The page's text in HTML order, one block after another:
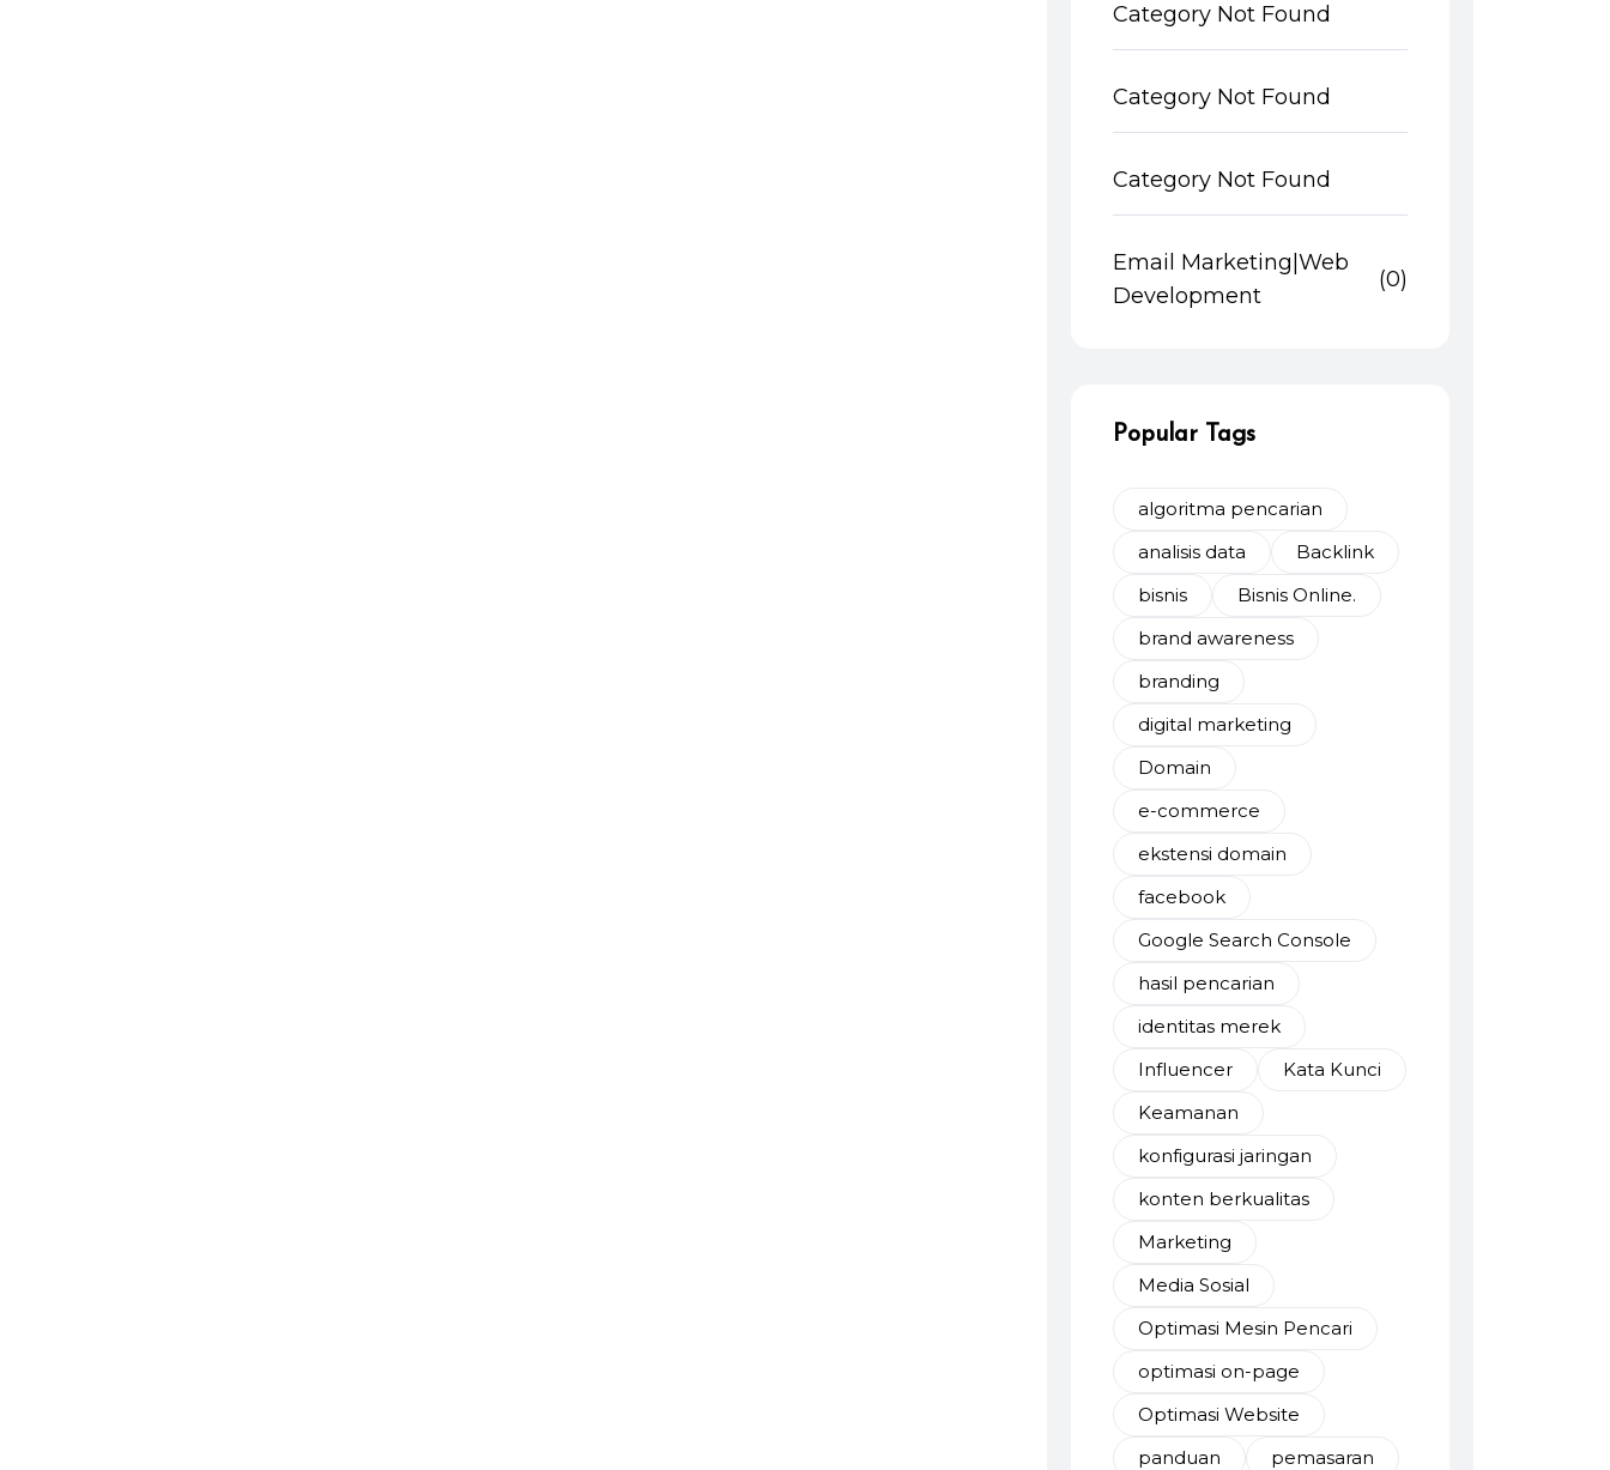
Category Not Found
Category Not Found
Category Not Found
Email Marketing|Web
Development
(0)
Popular Tags
algoritma pencarian
analisis data
Backlink
bisnis
Bisnis Online.
brand awareness
branding
digital marketing
Domain
e-commerce
ekstensi domain
facebook
Google Search Console
hasil pencarian
identitas merek
Influencer
Kata Kunci
Keamanan
konfigurasi jaringan
konten berkualitas
Marketing
Media Sosial
Optimasi Mesin Pencari
optimasi on-page
Optimasi Website
panduan
pemasaran